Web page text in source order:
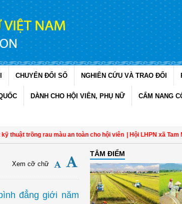
CHUYỂN ĐỔI SỐ NGHIÊN CỨU VÀ TRAO ĐỔI
DÀNH CHO HỘI VIÊN, PHỤ NỮ CẨM NANG
trồng rau màu an toàn cho hội viên | Hội LHPN xã Tam
Xem cỡ chữ
đẳng giới năm
TÂM ĐIỂM